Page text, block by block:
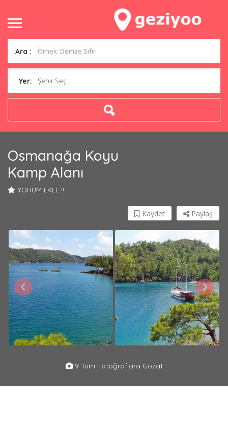
Ara :
Yer: Şehir Seç
Osmanağa Koyu
Kamp Alanı
YORUM EKLE !!
Paylaş
Kaydet
9 Tüm Fotoğraflara Gözat